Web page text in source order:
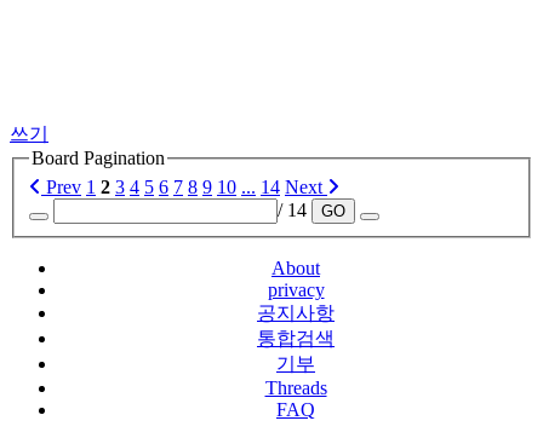
쓰기
Board Pagination
Prev 1 2 3 4 5 6 7 8 9 10 ... 14 Next
/ 14
GO
About
privacy
공지사항
통합검색
기부
Threads
FAQ